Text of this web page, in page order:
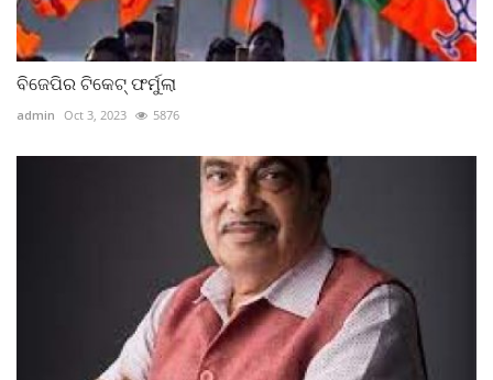
ବିଜେପିର ଟିକେଟ୍‌ ଫର୍ମୁଲା
admin Oct 3, 2023 5876